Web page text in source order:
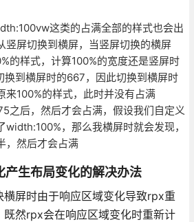
这类的占满全部的样式也会出
竖屏切换到横屏，当竖屏切换的横屏
的样式，计算100%的宽度还是竖屏时
换到横屏时的667，因此切换到横屏时
来100%的样式，此时并没有占满
之后，然后才会占满，假设我们自定义
width:100%，那么我横屏时就会发现，
，然后才会占满
产生布局变化的解决办法
屏时由于响应区域变化导致rpx重
然rpx会在响应区域变化时重新计